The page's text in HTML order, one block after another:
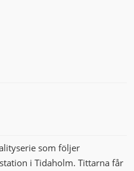
som följer
i Tidaholm. Tittarna får